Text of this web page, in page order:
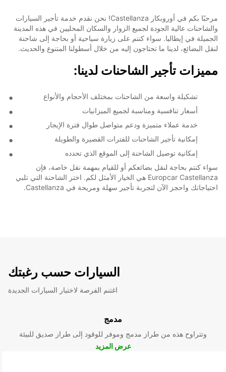
مرحبًا بكم في أوروبكار Castellanza! نحن نقدم خدمة تأجير السيارات
والشاحنات عالية الجودة لجميع الزوار والسكان المحليين في هذه المدينة
الجميلة في إيطاليا. سواء كنتم على زيارة سياحية أو بحاجة إلى شاحنة
لنقل البضائع، لدينا ما تحتاجون إليه من خلال أسطولنا المتنوع والحديث.
مميزات تأجير الشاحنات لدينا:
تشكيلة واسعة من الشاحنات بمختلف الأحجام والأنواع
أسعار تنافسية ومناسبة لجميع الميزانيات
خدمة عملاء متميزة ودعم متواصل طوال فترة الإيجار
إمكانية تأجير الشاحنات للفترات القصيرة والطويلة
إمكانية توصيل الشاحنة إلى الموقع الذي تحدده
سواء كنتم بحاجة لنقل بضائعكم أو للقيام بمهمة نقل خاصة، فإن
Europcar Castellanza هي الخيار الأمثل لكم. اختر الشاحنة التي تلبي
احتياجاتك واحجز الآن لتجربة تأجير سهلة ومريحة في Castellanza.
السيارات حسب رغبتك
اغتنم الفرصة لاختبار السيارات الجديدة
مدمج
وتتراوح هذه من طراز مدمج وموفر للوقود إلى طراز صديق للبيئة
عرض المزيد